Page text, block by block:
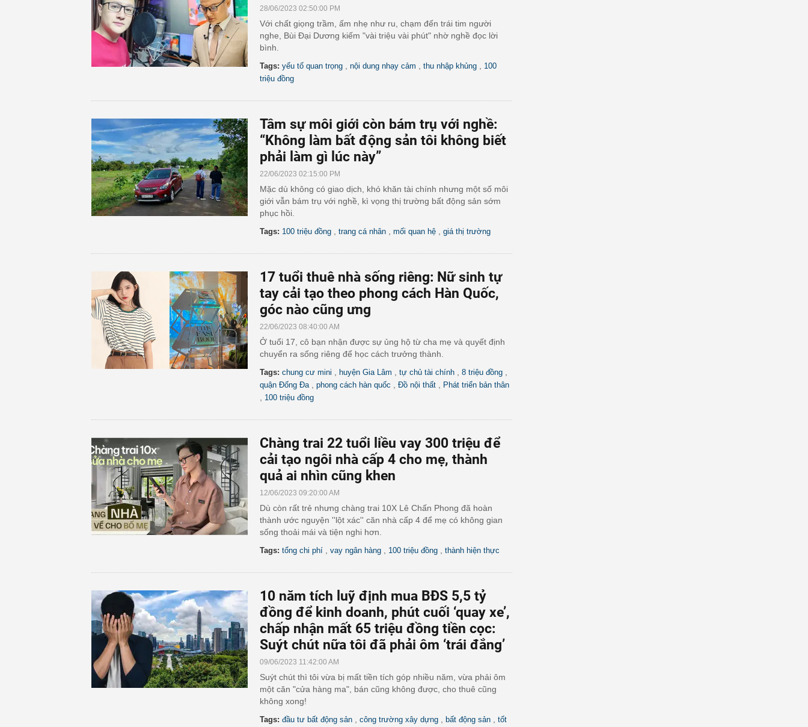
28/06/2023 02:50:00 PM
Với chất giọng trầm, ấm nhẹ như ru, chạm đến trái tim người
nghe, Bùi Đại Dương kiếm "vài triệu vài phút" nhờ nghề đọc lời
bình.
Tags: yếu tố quan trọng nội dung nhạy cảm thu nhập khủng
100
triệu đồng
Tâm sự môi giới còn bám trụ với nghề:
“Không làm bất động sản tôi không biết
phải làm gì lúc này”
22/06/2023 02:15:00 PM
Mặc dù không có giao dịch, khó khăn tài chính nhưng một số môi
giới vẫn bám trụ với nghề, kì vọng thị trường bất động sản sớm
phục hồi.
Tags: 100 triệu đồng trang cá nhân mối quan hệ giá thị trường
17 tuổi thuê nhà sống riêng: Nữ sinh tự
tay cải tạo theo phong cách Hàn Quốc,
góc nào cũng ưng
22/06/2023 08:40:00 AM
Ở tuổi 17, cô bạn nhận được sự ủng hộ từ cha mẹ và quyết định
chuyển ra sống riêng để học cách trưởng thành.
Tags: chung cư mini huyện Gia Lâm tự chủ tài chính 8 triệu đồng
quận Đống Đa phong cách hàn quốc Đồ nội thất Phát triển bản thân
100 triệu đồng
Chàng trai 22 tuổi liều vay 300 triệu để
cải tạo ngôi nhà cấp 4 cho mẹ, thành
quả ai nhìn cũng khen
12/06/2023 09:20:00 AM
Dù còn rất trẻ nhưng chàng trai 10X Lê Chấn Phong đã hoàn
thành ước nguyện ''lột xác'' căn nhà cấp 4 để mẹ có không gian
sống thoải mái và tiện nghi hơn.
Tags: tổng chi phí vay ngân hàng 100 triệu đồng thành hiện thực
10 năm tích luỹ định mua BĐS 5,5 tỷ
đồng để kinh doanh, phút cuối ‘quay xe’,
chấp nhận mất 65 triệu đồng tiền cọc:
Suýt chút nữa tôi đã phải ôm ‘trái đắng’
09/06/2023 11:42:00 AM
Suýt chút thì tôi vừa bị mất tiền tích góp nhiều năm, vừa phải ôm
một căn "cửa hàng ma", bán cũng không được, cho thuê cũng
không xong!
Tags: đầu tư bất động sản công trường xây dựng bất động sản tốt